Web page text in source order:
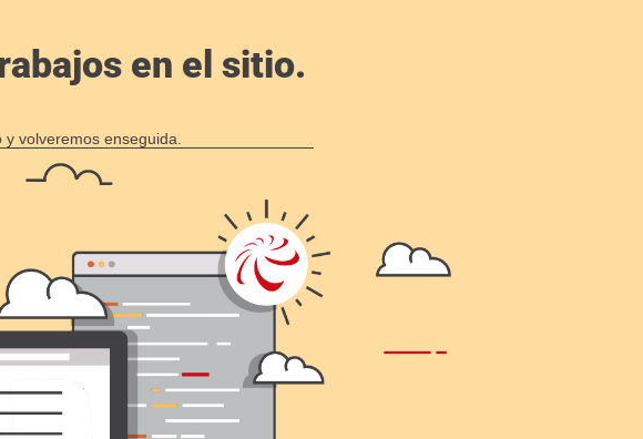
en el sitio.
volveremos enseguida.